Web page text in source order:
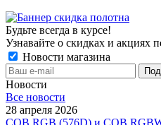
Будьте всегда в курсе!
Узнавайте о скидках и акциях
Новости магазина
Новости
Все новости
28 апреля 2026
COB RGB (576D) и COB